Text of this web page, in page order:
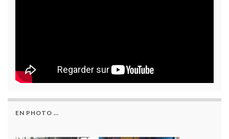
EN PHOTO …